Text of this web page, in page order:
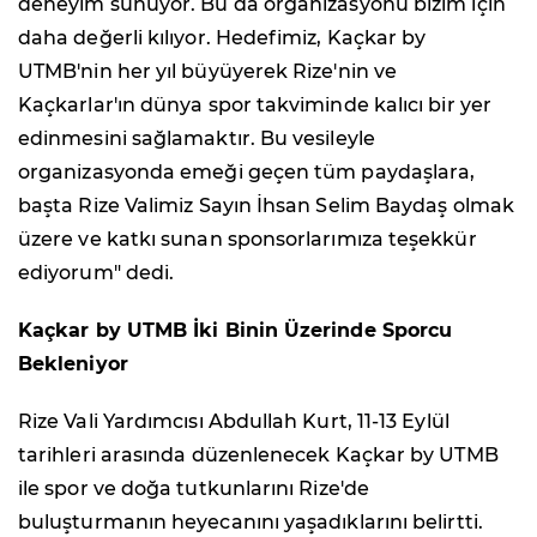
daha değerli kılıyor. Hedefimiz, Kaçkar by
UTMB'nin her yıl büyüyerek Rize'nin ve
Kaçkarlar'ın dünya spor takviminde kalıcı bir yer
edinmesini sağlamaktır. Bu vesileyle
organizasyonda emeği geçen tüm paydaşlara,
başta Rize Valimiz Sayın İhsan Selim Baydaş olmak
üzere ve katkı sunan sponsorlarımıza teşekkür
ediyorum" dedi.
Kaçkar by UTMB İki Binin Üzerinde Sporcu
Bekleniyor
Rize Vali Yardımcısı Abdullah Kurt, 11-13 Eylül
tarihleri arasında düzenlenecek Kaçkar by UTMB
ile spor ve doğa tutkunlarını Rize'de
buluşturmanın heyecanını yaşadıklarını belirtti.